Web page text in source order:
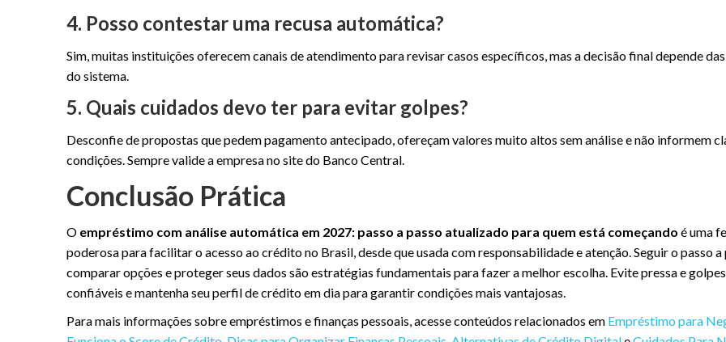
4. Posso contestar uma recusa automática?
Sim, muitas instituições oferecem canais de atendimento para revisar casos específicos, mas a decisão final depende
do sistema.
5. Quais cuidados devo ter para evitar golpes?
Desconfie de propostas que pedem pagamento antecipado, ofereçam valores muito altos sem análise e não informem
condições. Sempre valide a empresa no site do Banco Central.
Conclusão Prática
O empréstimo com análise automática em 2027: passo a passo atualizado para quem está começando é uma
poderosa para facilitar o acesso ao crédito no Brasil, desde que usada com responsabilidade e atenção. Seguir o passo
comparar opções e proteger seus dados são estratégias fundamentais para fazer a melhor escolha. Evite pressa e
confiáveis e mantenha seu perfil de crédito em dia para garantir condições mais vantajosas.
Para mais informações sobre empréstimos e finanças pessoais, acesse conteúdos relacionados em Empréstimo para